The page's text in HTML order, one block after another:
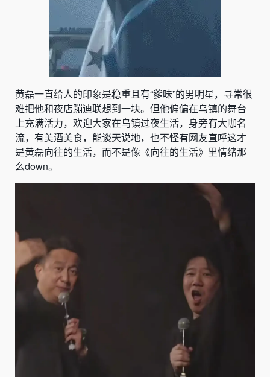
黄磊一直给人的印象是稳重且有“爹味”的男明星，寻常很
难把他和夜店蹦迪联想到一块。但他偏偏在乌镇的舞台
上充满活力，欢迎大家在乌镇过夜生活，身旁有大咖名
流，有美酒美食，能谈天说地，也不怪有网友直呼这才
是黄磊向往的生活，而不是像《向往的生活》里情绪那
么down。